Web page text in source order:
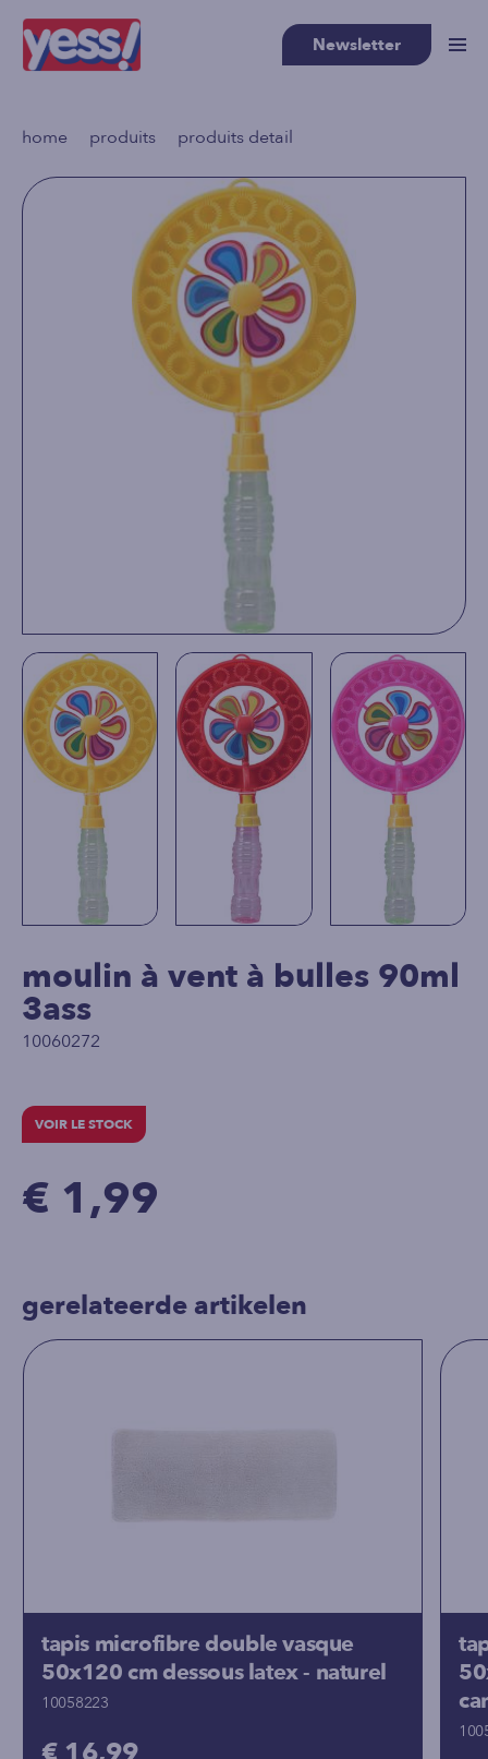
Newsletter
home produits produits detail
moulin à vent à bulles 90ml
3ass
10060272
VOIR LE STOCK
€ 1,99
gerelateerde artikelen
tapis microfibre double vasque
50x120 cm dessous latex - naturel
10058223